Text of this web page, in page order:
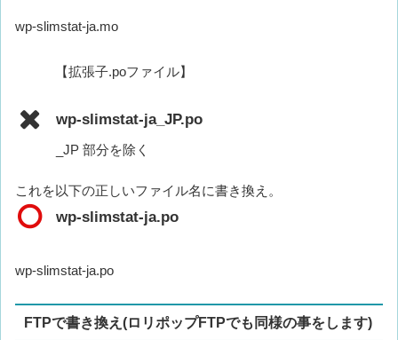
wp-slimstat-ja.mo
【拡張子.poファイル】
wp-slimstat-ja_JP.po
_JP 部分を除く
これを以下の正しいファイル名に書き換え。
wp-slimstat-ja.po
wp-slimstat-ja.po
FTPで書き換え(ロリポップFTPでも同様の事をします)